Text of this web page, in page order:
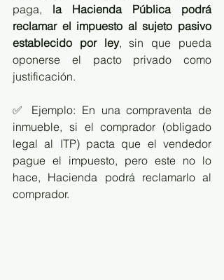
paga, la Hacienda Pública podrá
reclamar el impuesto al sujeto pasivo
establecido por ley, sin que pueda
oponerse el pacto privado como
justificación.
✅ Ejemplo: En una compraventa de
inmueble, si el comprador (obligado
legal al ITP) pacta que el vendedor
pague el impuesto, pero este no lo
hace, Hacienda podrá reclamarlo al
comprador.